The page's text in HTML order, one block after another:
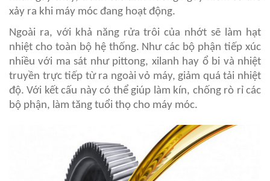
xảy ra khi máy móc đang hoạt động.
Ngoài ra, với khả năng rửa trôi của nhớt sẽ làm hạt
nhiệt cho toàn bộ hệ thống. Như các bộ phận tiếp xúc
nhiều với ma sát như pittong, xilanh hay ổ bi và nhiệt
truyền trực tiếp từ ra ngoài vỏ máy, giảm quá tải nhiệt
độ. Với kết cấu này có thể giúp làm kín, chống rò rỉ các
bộ phận, làm tăng tuổi thọ cho máy móc.